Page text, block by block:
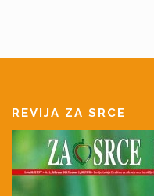
REVIJA ZA SRCE